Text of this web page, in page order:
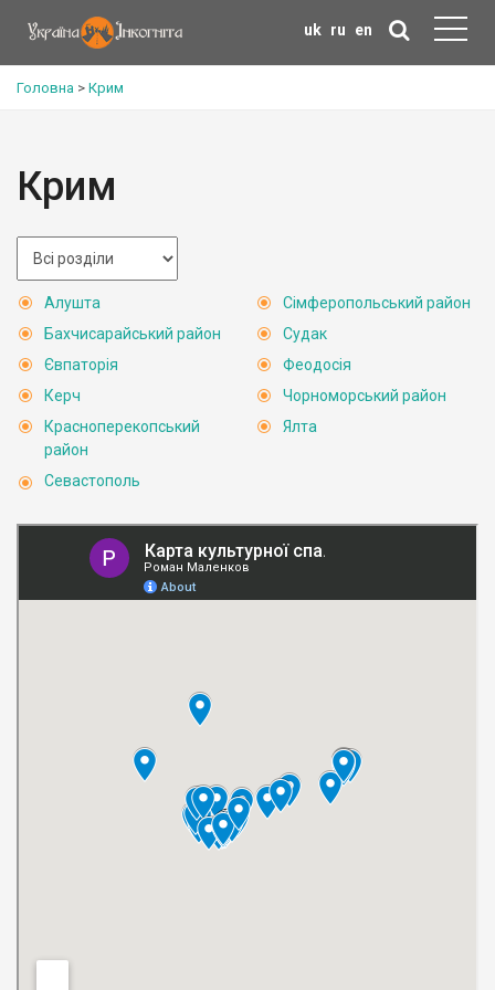
uk ru en
Головна > Крим
Крим
Алушта
Бахчисарайський район
Євпаторія
Керч
Красноперекопський
район
Севастополь
Сімферопольський район
Судак
Феодосія
Чорноморський район
Ялта